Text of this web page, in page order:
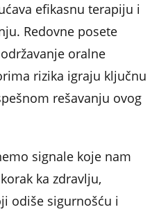
efikasnu terapiju i
Redovne posete
oralne
rizika igraju ključnu
rešavanju ovog
signale koje nam
ka zdravlju,
odiše sigurnošću i